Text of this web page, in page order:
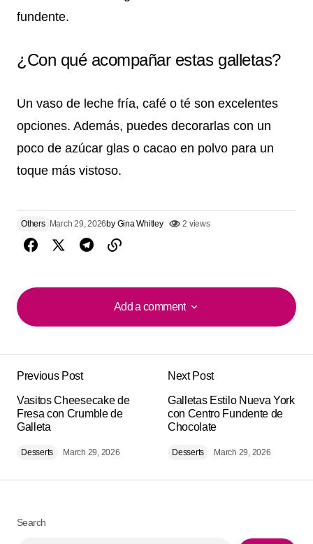
fundente.
¿Con qué acompañar estas galletas?
Un vaso de leche fría, café o té son excelentes
opciones. Además, puedes decorarlas con un
poco de azúcar glas o cacao en polvo para un
toque más vistoso.
Others March 29, 2026by Gina Whitley 2 views
Add a comment
Add a comment
Required fields are marked*
Your Name
Previous Post
Vasitos Cheesecake de
Fresa con Crumble de
Galleta
Desserts March 29, 2026
Next Post
Galletas Estilo Nueva York
con Centro Fundente de
Chocolate
Desserts March 29, 2026
Search